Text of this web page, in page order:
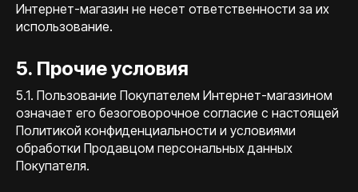
Интернет-магазин не несет ответственности за их
использование.
5. Прочие условия
5.1. Пользование Покупателем Интернет-магазином
означает его безоговорочное согласие с настоящей
Политикой конфиденциальности и условиями
обработки Продавцом персональных данных
Покупателя.